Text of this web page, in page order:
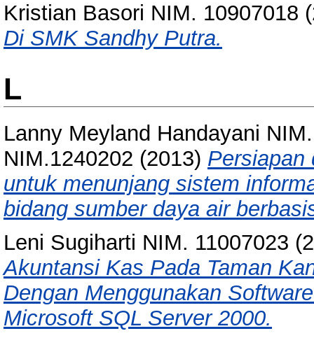
Kristian Basori NIM. 10907018
Di SMK Sandhy Putra.
L
Lanny Meyland Handayani
NIM.1240202 (2013) Persiapan
untuk menunjang sistem
bidang sumber daya air
Leni Sugiharti NIM. 11007023
Akuntansi Kas Pada Taman
Dengan Menggunakan
Microsoft SQL Server 2000.